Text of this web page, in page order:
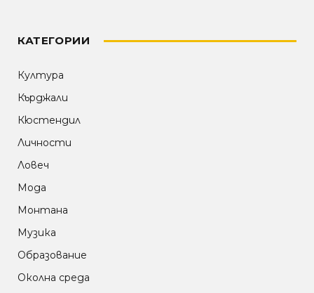
КАТЕГОРИИ
Култура
Кърджали
Кюстендил
Личности
Ловеч
Мода
Монтана
Музика
Образование
Околна среда